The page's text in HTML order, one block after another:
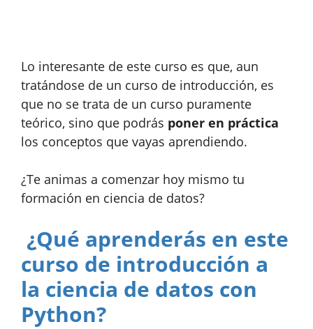
Lo interesante de este curso es que, aun
tratándose de un curso de introducción, es
que no se trata de un curso puramente
teórico, sino que podrás poner en práctica
los conceptos que vayas aprendiendo.
¿Te animas a comenzar hoy mismo tu
formación en ciencia de datos?
¿Qué aprenderás en este
curso de introducción a
la ciencia de datos con
Python?